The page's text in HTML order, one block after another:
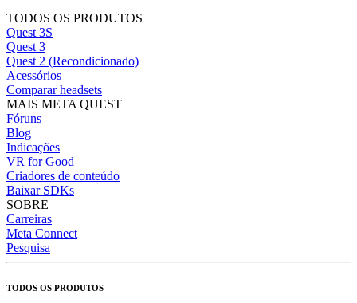
TODOS OS PRODUTOS
Quest 3S
Quest 3
Quest 2 (Recondicionado)
Acessórios
Comparar headsets
MAIS META QUEST
Fóruns
Blog
Indicações
VR for Good
Criadores de conteúdo
Baixar SDKs
SOBRE
Carreiras
Meta Connect
Pesquisa
TODOS OS PRODUTOS